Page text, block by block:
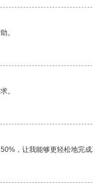
。
。
，让我能够更轻松地完成